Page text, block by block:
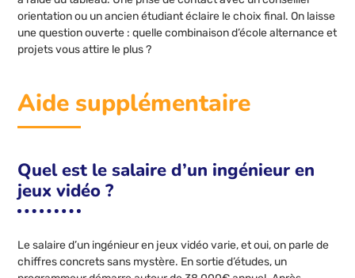
orientation ou un ancien étudiant éclaire le choix final. On laisse
une question ouverte : quelle combinaison d’école alternance et
projets vous attire le plus ?
Aide supplémentaire
Quel est le salaire d’un ingénieur en
jeux vidéo ?
Le salaire d’un ingénieur en jeux vidéo varie, et oui, on parle de
chiffres concrets sans mystère. En sortie d’études, un